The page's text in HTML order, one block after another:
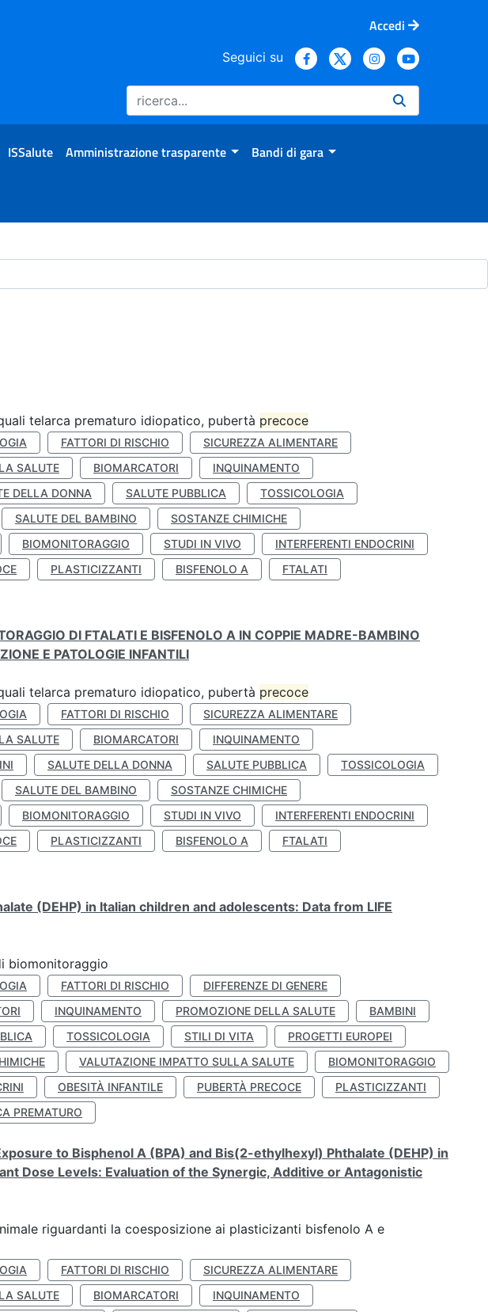
Accedi
Seguici su
ISSalute Amministrazione trasparente Bandi di gara
telarca prematuro idiopatico, pubertà precoce
FATTORI DI RISCHIO
SICUREZZA ALIMENTARE
SALUTE BIOMARCATORI
INQUINAMENTO
DELLA DONNA SALUTE PUBBLICA
TOSSICOLOGIA
SALUTE DEL BAMBINO
SOSTANZE CHIMICHE
BIOMONITORAGGIO STUDI IN VIVO
INTERFERENTI ENDOCRINI
PLASTICIZZANTI BISFENOLO A
FTALATI
DI FTALATI E BISFENOLO A IN COPPIE MADRE-BAMBINO
E PATOLOGIE INFANTILI
telarca prematuro idiopatico, pubertà precoce
FATTORI DI RISCHIO
SICUREZZA ALIMENTARE
SALUTE BIOMARCATORI
INQUINAMENTO
SALUTE DELLA DONNA SALUTE PUBBLICA
TOSSICOLOGIA
SALUTE DEL BAMBINO
SOSTANZE CHIMICHE
BIOMONITORAGGIO STUDI IN VIVO
INTERFERENTI ENDOCRINI
PLASTICIZZANTI BISFENOLO A
FTALATI
(DEHP) in Italian children and adolescents: Data from LIFE
biomonitoraggio
FATTORI DI RISCHIO
DIFFERENZE DI GENERE
INQUINAMENTO PROMOZIONE DELLA SALUTE
BAMBINI
TOSSICOLOGIA STILI DI VITA
PROGETTI EUROPEI
VALUTAZIONE IMPATTO SULLA SALUTE
BIOMONITORAGGIO
OBESITÀ INFANTILE PUBERTÀ PRECOCE
PLASTICIZZANTI
PREMATURO
to Bisphenol A (BPA) and Bis(2-ethylhexyl) Phthalate (DEHP) in
Dose Levels: Evaluation of the Synergic, Additive or Antagonistic
riguardanti la coesposizione ai plasticizanti bisfenolo A e
FATTORI DI RISCHIO
SICUREZZA ALIMENTARE
SALUTE BIOMARCATORI
INQUINAMENTO